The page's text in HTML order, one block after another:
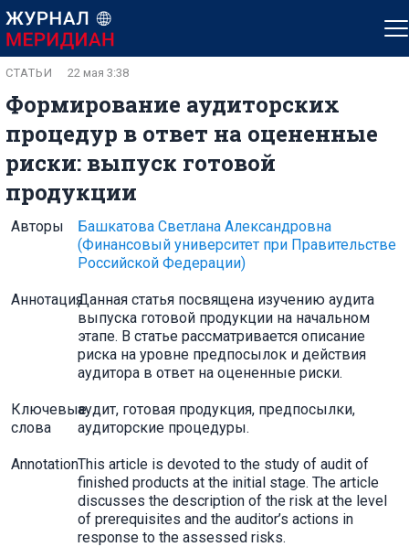
Формирование аудиторских
процедур в ответ на оцененные
риски: выпуск готовой
продукции
СТАТЬИ 22 мая 3:38
Авторы
Башкатова Светлана Александровна
(Финансовый университет при Правительстве
Российской Федерации)
АннотацияДанная статья посвящена изучению аудита
выпуска готовой продукции на начальном
этапе. В статье рассматривается описание
риска на уровне предпосылок и действия
аудитора в ответ на оцененные риски.
Ключевые
слова
аудит, готовая продукция, предпосылки,
аудиторские процедуры.
AnnotationThis article is devoted to the study of audit of
finished products at the initial stage. The article
discusses the description of the risk at the level
of prerequisites and the auditor’s actions in
response to the assessed risks.